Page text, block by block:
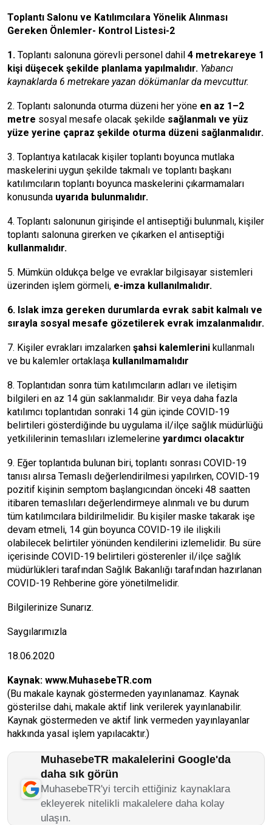
Toplantı Salonu ve Katılımcılara Yönelik Alınması
Gereken Önlemler- Kontrol Listesi-2
1. Toplantı salonuna görevli personel dahil 4 metrekareye 1
kişi düşecek şekilde planlama yapılmalıdır. Yabancı
kaynaklarda 6 metrekare yazan dökümanlar da mevcuttur.
2. Toplantı salonunda oturma düzeni her yöne en az 1–2
metre sosyal mesafe olacak şekilde sağlanmalı ve yüz
yüze yerine çapraz şekilde oturma düzeni sağlanmalıdır.
3. Toplantıya katılacak kişiler toplantı boyunca mutlaka
maskelerini uygun şekilde takmalı ve toplantı başkanı
katılımcıların toplantı boyunca maskelerini çıkarmamaları
konusunda uyarıda bulunmalıdır.
4. Toplantı salonunun girişinde el antiseptiği bulunmalı, kişiler
toplantı salonuna girerken ve çıkarken el antiseptiği
kullanmalıdır.
5. Mümkün oldukça belge ve evraklar bilgisayar sistemleri
üzerinden işlem görmeli, e-imza kullanılmalıdır.
6. Islak imza gereken durumlarda evrak sabit kalmalı ve
sırayla sosyal mesafe gözetilerek evrak imzalanmalıdır.
7. Kişiler evrakları imzalarken şahsi kalemlerini kullanmalı
ve bu kalemler ortaklaşa kullanılmamalıdır
8. Toplantıdan sonra tüm katılımcıların adları ve iletişim
bilgileri en az 14 gün saklanmalıdır. Bir veya daha fazla
katılımcı toplantıdan sonraki 14 gün içinde COVID-19
belirtileri gösterdiğinde bu uygulama il/ilçe sağlık müdürlüğü
yetkililerinin temaslıları izlemelerine yardımcı olacaktır
9. Eğer toplantıda bulunan biri, toplantı sonrası COVID-19
tanısı alırsa Temaslı değerlendirilmesi yapılırken, COVID-19
pozitif kişinin semptom başlangıcından önceki 48 saatten
itibaren temaslıları değerlendirmeye alınmalı ve bu durum
tüm katılımcılara bildirilmelidir. Bu kişiler maske takarak işe
devam etmeli, 14 gün boyunca COVID-19 ile ilişkili
olabilecek belirtiler yönünden kendilerini izlemelidir. Bu süre
içerisinde COVID-19 belirtileri gösterenler il/ilçe sağlık
müdürlükleri tarafından Sağlık Bakanlığı tarafından hazırlanan
COVID-19 Rehberine göre yönetilmelidir.
Bilgilerinize Sunarız.
Saygılarımızla
18.06.2020
Kaynak: www.MuhasebeTR.com
(Bu makale kaynak göstermeden yayınlanamaz. Kaynak
gösterilse dahi, makale aktif link verilerek yayınlanabilir.
Kaynak göstermeden ve aktif link vermeden yayınlayanlar
hakkında yasal işlem yapılacaktır.)
MuhasebeTR makalelerini Google'da
daha sık görün
MuhasebeTR'yi tercih ettiğiniz kaynaklara
ekleyerek nitelikli makalelere daha kolay
ulaşın.